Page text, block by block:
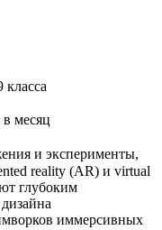
в месяц
и эксперименты,
reality (AR) и virtual
глубоким
иммерсивных